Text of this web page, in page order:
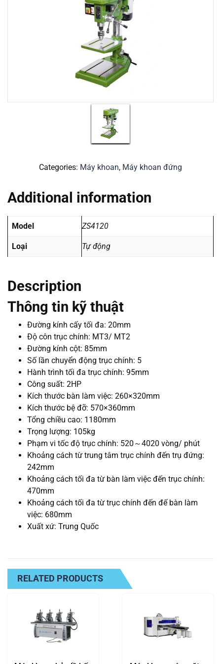
Categories: Máy khoan, Máy khoan đứng
Description
Thông tin kỹ thuật
Đường kính cấy tối đa: 20mm
Độ côn trục chính: MT3/ MT2
Đường kính cột: 85mm
Số lần chuyển động trục chính: 5
Hành trình tối đa trục chính: 95mm
Công suất: 2HP
Kích thước bàn làm việc: 260×320mm
Kích thước bệ đỡ: 570×360mm
Tổng chiều cao: 1180mm
Trọng lượng: 105kg
Phạm vi tốc độ trục chính: 520 ～4020 vòng/ phút
Khoảng cách từ trung tâm trục chính đến trụ đứng:
242mm
Khoảng cách tối đa từ bàn làm việc đến trục chính:
470mm
Khoảng cách tối đa từ trục chính đến đế bàn làm
việc: 680mm
Xuất xứ: Trung Quốc
Additional information
Model ZS4120
Loại Tự động
RELATED PRODUCTS